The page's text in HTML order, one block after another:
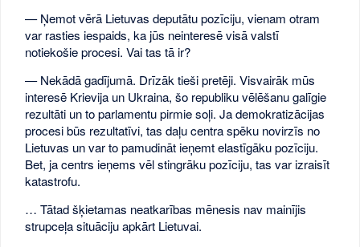
— Ņemot vērā Lietuvas deputātu pozīciju, vienam otram
var rasties iespaids, ka jūs neinteresē visā valstī
notiekošie procesi. Vai tas tā ir?
— Nekādā gadījumā. Drīzāk tieši pretēji. Visvairāk mūs
interesē Krievija un Ukraina, šo republiku vēlēšanu galīgie
rezultāti un to parlamentu pirmie soļi. Ja demokratizācijas
procesi būs rezultatīvi, tas daļu centra spēku novirzīs no
Lietuvas un var to pamudināt ieņemt elastīgāku pozīciju.
Bet, ja centrs ieņems vēl stingrāku pozīciju, tas var izraisīt
katastrofu.
… Tātad šķietamas neatkarības mēnesis nav mainījis
strupceļa situāciju apkārt Lietuvai.